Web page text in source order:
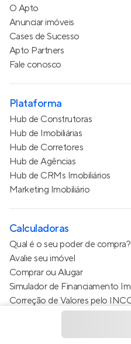
O Apto
Anunciar imóveis
Cases de Sucesso
Apto Partners
Fale conosco
Plataforma
Hub de Construtoras
Hub de Imobiliárias
Hub de Corretores
Hub de Agências
Hub de CRMs Imobiliários
Marketing Imobiliário
Calculadoras
Qual é o seu poder de compra?
Avalie seu imóvel
Comprar ou Alugar
Simulador de Financiamento
Correção de Valores pelo
Estimativa de valor do